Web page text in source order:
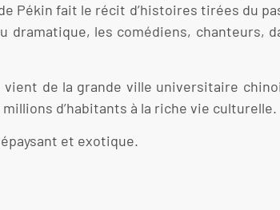
Pékin fait le récit d’histoires tirées du
dramatique, les comédiens, chanteurs,
de la grande ville universitaire
d’habitants à la riche vie culturelle.
et exotique.